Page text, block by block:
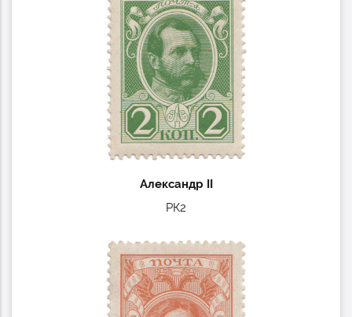
Александр II
РК2